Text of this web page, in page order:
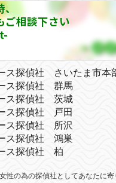
ご相談下さい
ス探偵社 さいたま市本
ス探偵社 群馬
ス探偵社 茨城
ス探偵社 戸田
ス探偵社 所沢
ス探偵社 鴻巣
ス探偵社 柏
女性の為の探偵社としてあなたに